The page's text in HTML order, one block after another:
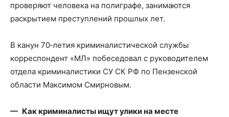
проверяют человека на полиграфе, занимаются
раскрытием преступлений прошлых лет.
В канун 70‑летия криминалистической службы
корреспондент «МЛ» побеседовал с руководителем
отдела криминалистики СУ СК РФ по Пензенской
области Максимом Смирновым.
— Как криминалисты ищут улики на месте